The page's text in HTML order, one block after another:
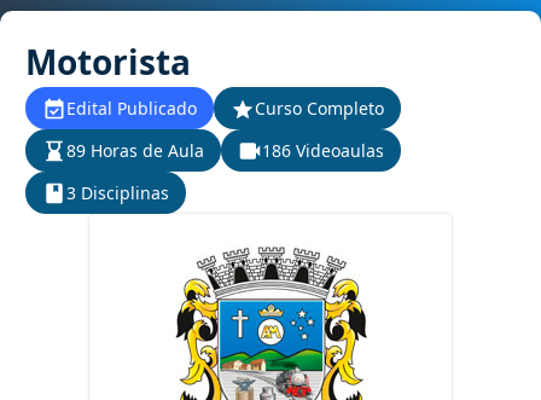
Motorista
Edital Publicado
Curso Completo
89 Horas de Aula
186 Videoaulas
3 Disciplinas